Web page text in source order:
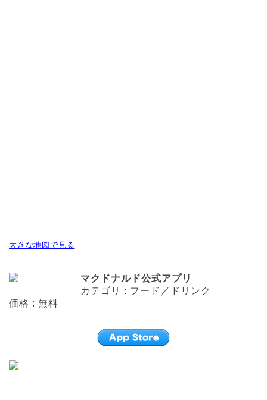
大きな地図で見る
マクドナルド公式アプリ
カテゴリ : フード／ドリンク
価格 : 無料